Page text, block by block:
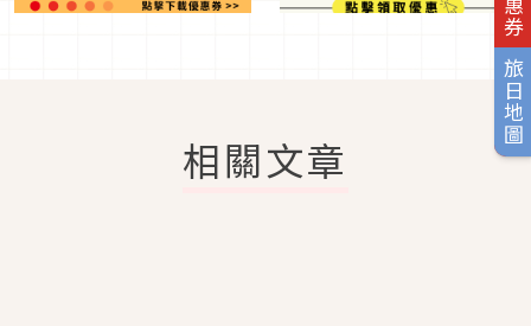
旅日地圖
相關文章